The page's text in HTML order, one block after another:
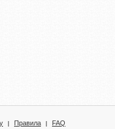
Правила
FAQ